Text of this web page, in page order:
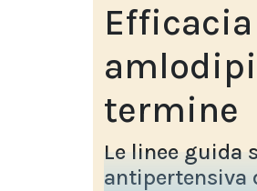
termine
Le linee guida
antipertensiva